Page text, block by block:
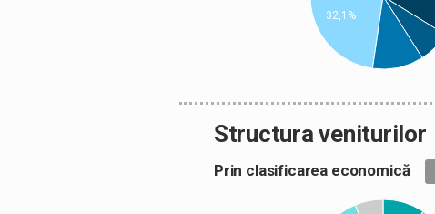
32,1%
Structura veniturilor
Prin clasificarea economică